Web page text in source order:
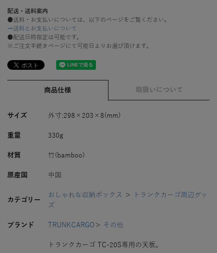
配送・送料案内
●送料・お支払いについては、以下のページをご覧ください。
→送料とお支払いについて
●配送日時指定は可能です。
※ご注文手続きページにて可能日よりお選び頂けます。
商品仕様 取扱いについて
サイズ 外寸:298×203×8(mm)
重量 330g
材質 竹(bamboo)
原産国 中国
カテゴリー
おしゃれな収納ボックス ＞
トランクカーゴ周辺グッ
ズ
ブランド TRUNKCARGO ＞ その他
トランクカーゴ TC-20S専用の天板。